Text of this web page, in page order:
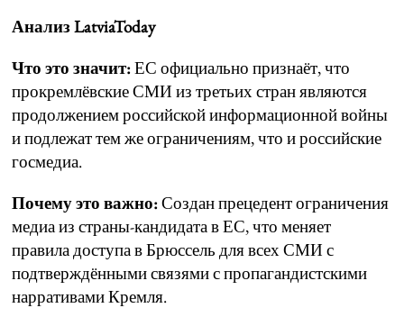
Анализ LatviaToday
Что это значит:ЕС официально признаёт, что
прокремлёвские СМИ из третьих стран являются
продолжением российской информационной войны
и подлежат тем же ограничениям, что и российские
госмедиа.
Почему это важно:Создан прецедент ограничения
медиа из страны-кандидата в ЕС, что меняет
правила доступа в Брюссель для всех СМИ с
подтверждёнными связями с пропагандистскими
нарративами Кремля.